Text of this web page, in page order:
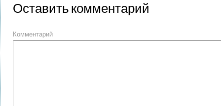
Оставить комментарий
Комментарий